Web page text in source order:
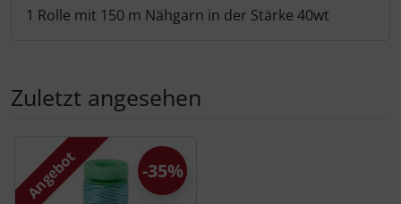
1 Rolle mit 150 m Nähgarn in der Stärke 40wt
Zuletzt angesehen
Es folgt ein Produktslider - navigieren Sie mit der Tab-
Angebot -35%